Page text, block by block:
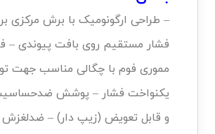
– طراحی ارگونومیک با برش مرکزی
فشار مستقیم روی بافت پیوندی –
مموری فوم با چگالی مناسب جهت
یکنواخت فشار – پوشش
و قابل تعویض (زیپ دار) –